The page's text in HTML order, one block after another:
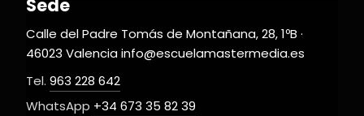
Sede
Calle del Padre Tomás de Montañana, 28, 1ºB ·
46023 Valencia info@escuelamastermedia.es
Tel. 963 228 642
WhatsApp +34 673 35 82 39